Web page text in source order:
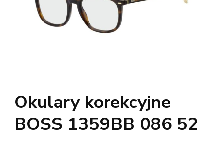
Okulary korekcyjne
BOSS 1359BB 086 52